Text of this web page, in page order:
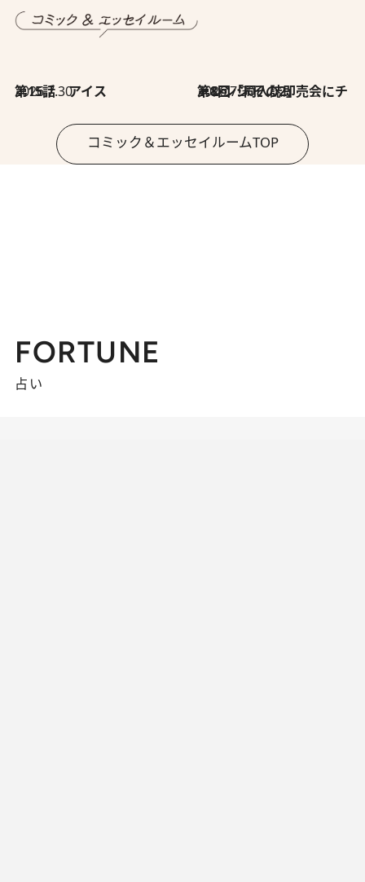
2026.7.30
第15話 アイス 2026.7.30
第8回「同人誌即売会にチャレンジ その2」
コミック＆エッセイルームTOP
FORTUNE
占い